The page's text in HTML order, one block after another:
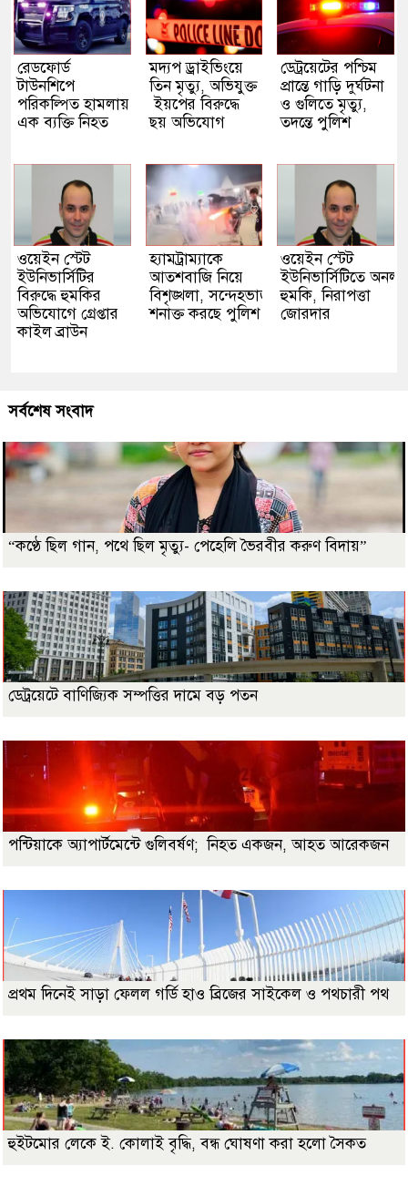
রেডফোর্ড
টাউনশিপে
পরিকল্পিত হামলায়
এক ব্যক্তি নিহত
মদ্যপ ড্রাইভিংয়ে
তিন মৃত্যু, অভিযুক্ত
ইয়পের বিরুদ্ধে
ছয় অভিযোগ
ডেট্রয়েটের পশ্চিম
প্রান্তে গাড়ি দুর্ঘটনা
ও গুলিতে মৃত্যু,
তদন্তে পুলিশ
ওয়েইন স্টেট
ইউনিভার্সিটির
বিরুদ্ধে হুমকির
অভিযোগে গ্রেপ্তার
কাইল ব্রাউন
হ্যামট্রাম্যাকে
আতশবাজি নিয়ে
বিশৃঙ্খলা, সন্দেহভাজনদের
শনাক্ত করছে পুলিশ
ওয়েইন স্টেট
ইউনিভার্সিটিতে
হুমকি, নিরাপত্তা
জোরদার
সর্বশেষ সংবাদ
“কণ্ঠে ছিল গান, পথে ছিল মৃত্যু- পেহেলি ভৈরবীর করুণ বিদায়”
ডেট্রয়েটে বাণিজ্যিক সম্পত্তির দামে বড় পতন
পন্টিয়াকে অ্যাপার্টমেন্টে গুলিবর্ষণ; নিহত একজন, আহত আরেকজন
প্রথম দিনেই সাড়া ফেলল গর্ডি হাও ব্রিজের সাইকেল ও পথচারী পথ
হুইটমোর লেকে ই. কোলাই বৃদ্ধি, বন্ধ ঘোষণা করা হলো সৈকত